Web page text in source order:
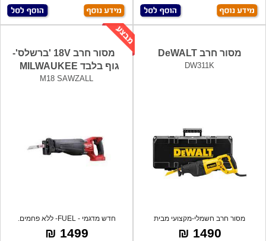
מסור חרב DeWALT
DW311K
מסור חרב חשמלי-מקצועי מבית
DEWALT המסור
1490 ₪
מסור חרב 18V 'ברשלס'-
גוף בלבד MILWAUKEE
M18 SAWZALL
חדש מדגמי - FUEL- ללא פחמים.
החלפת להב
1499 ₪